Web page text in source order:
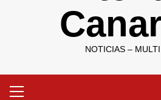
NOTICIAS –
primario